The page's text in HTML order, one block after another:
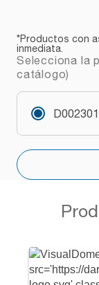
*Productos con
inmediata.
Selecciona la
catálogo)